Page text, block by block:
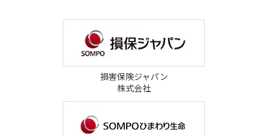
損害保険ジャパン
株式会社